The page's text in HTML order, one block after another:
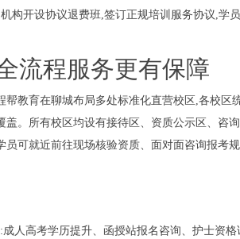
构开设协议退费班,签订正规培训服务协议,学
流程服务更有保障
教育在聊城布局多处标准化直营校区,各校区
。所有校区均设有接待区、资质公示区、咨
可就近前往现场核验资质、面对面咨询报考
人高考学历提升、函授站报名咨询、护士资格